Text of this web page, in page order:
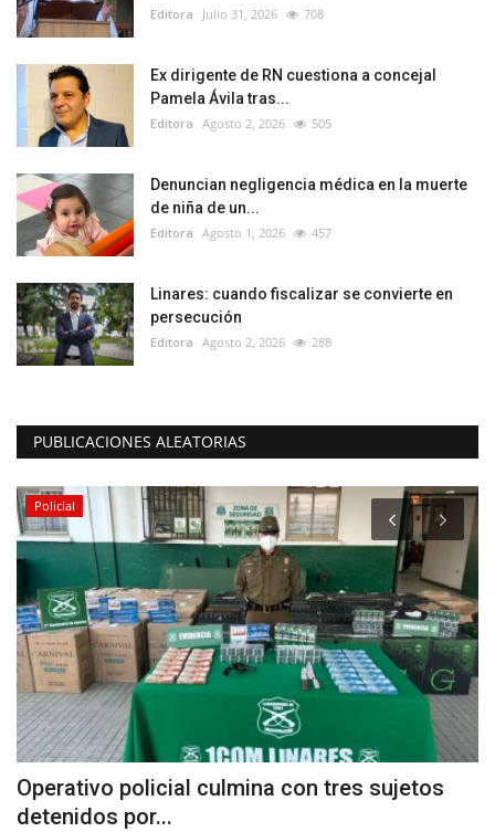
Editora Julio 31, 2026 708
Ex dirigente de RN cuestiona a concejal
Pamela Ávila tras...
Editora Agosto 2, 2026 505
Denuncian negligencia médica en la muerte
de niña de un...
Editora Agosto 1, 2026 457
Linares: cuando fiscalizar se convierte en
persecución
Editora Agosto 2, 2026 288
PUBLICACIONES ALEATORIAS
Policial
Operativo policial culmina con tres sujetos
detenidos por...